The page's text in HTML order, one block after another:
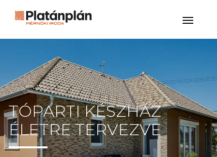
TÓPARTI KÉSZHÁZ
ÉLETRE TERVEZVE